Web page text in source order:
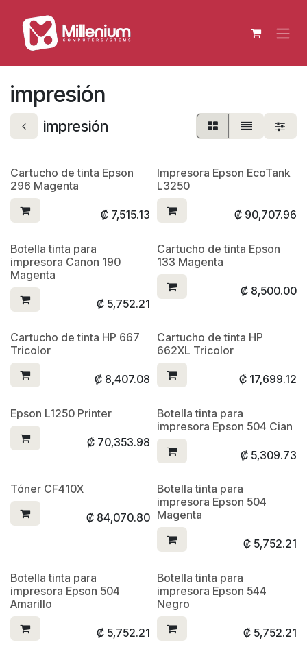
impresión
impresión
Cartucho de tinta Epson
296 Magenta
₡ 7,515.13
Impresora Epson EcoTank
L3250
₡ 90,707.96
Botella tinta para
impresora Canon 190
Magenta
₡ 5,752.21
Cartucho de tinta Epson
133 Magenta
₡ 8,500.00
Cartucho de tinta HP 667
Tricolor
₡ 8,407.08
Cartucho de tinta HP
662XL Tricolor
₡ 17,699.12
Epson L1250 Printer
₡ 70,353.98
Botella tinta para
impresora Epson 504 Cian
₡ 5,309.73
Tóner CF410X
₡ 84,070.80
Botella tinta para
impresora Epson 504
Magenta
₡ 5,752.21
Botella tinta para
impresora Epson 504
Amarillo
₡ 5,752.21
Botella tinta para
impresora Epson 544
Negro
₡ 5,752.21